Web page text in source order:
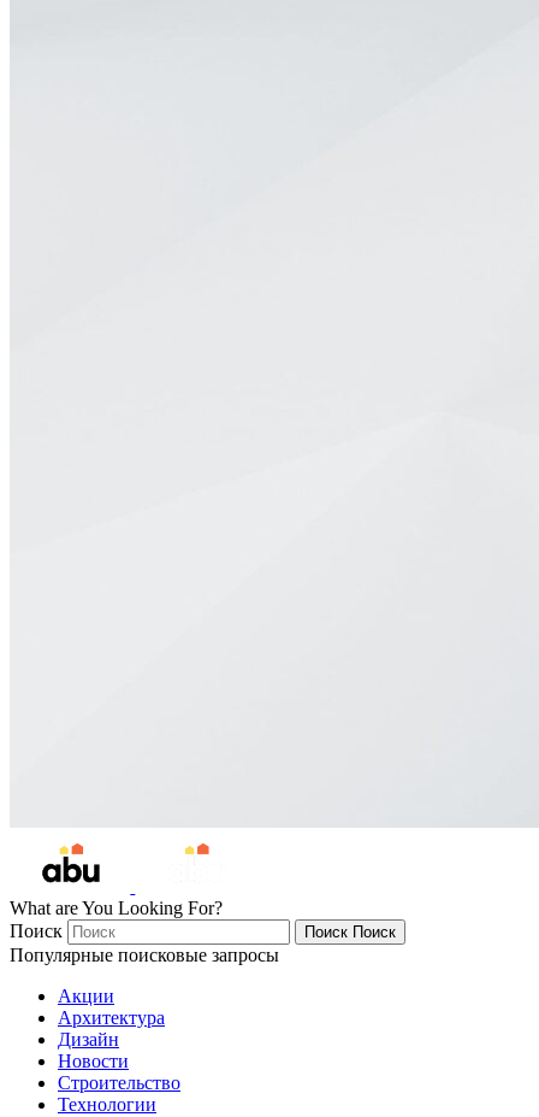
What are You Looking For?
Поиск
Поиск Поиск
Популярные поисковые запросы
Акции
Архитектура
Дизайн
Новости
Строительство
Технологии